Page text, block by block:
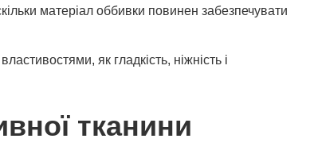
матеріал оббивки повинен забезпечувати
як гладкість, ніжність і
тканини